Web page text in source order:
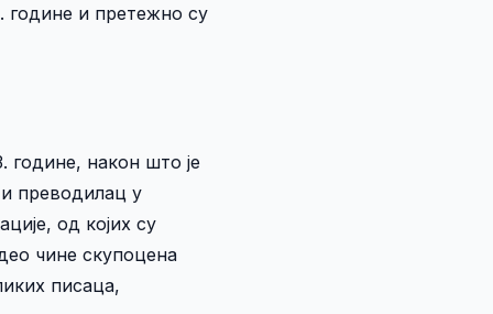
године и претежно су
године, након што је
преводилац у
од којих су
чине скупоцена
писаца,